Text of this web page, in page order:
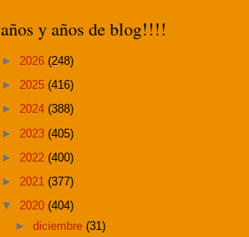
años y años de blog!!!!
► 2026 (248)
► 2025 (416)
► 2024 (388)
► 2023 (405)
► 2022 (400)
► 2021 (377)
▼ 2020 (404)
►diciembre(31)